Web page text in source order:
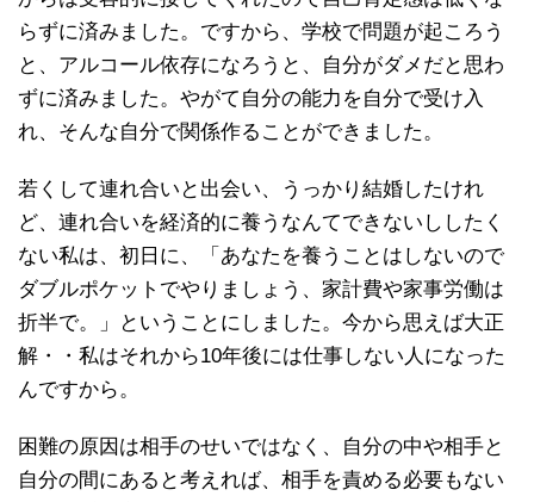
らずに済みました。ですから、学校で問題が起ころう
と、アルコール依存になろうと、自分がダメだと思わ
ずに済みました。やがて自分の能力を自分で受け入
れ、そんな自分で関係作ることができました。
若くして連れ合いと出会い、うっかり結婚したけれ
ど、連れ合いを経済的に養うなんてできないししたく
ない私は、初日に、「あなたを養うことはしないので
ダブルポケットでやりましょう、家計費や家事労働は
折半で。」ということにしました。今から思えば大正
解・・私はそれから10年後には仕事しない人になった
んですから。
困難の原因は相手のせいではなく、自分の中や相手と
自分の間にあると考えれば、相手を責める必要もない